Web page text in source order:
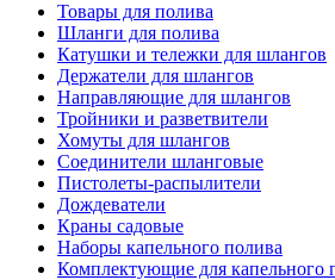
Товары для полива
Шланги для полива
Катушки и тележки для шлангов
Держатели для шлангов
Направляющие для шлангов
Тройники и разветвители
Хомуты для шлангов
Соединители шланговые
Пистолеты-распылители
Дождеватели
Краны садовые
Наборы капельного полива
Комплектующие для капельного